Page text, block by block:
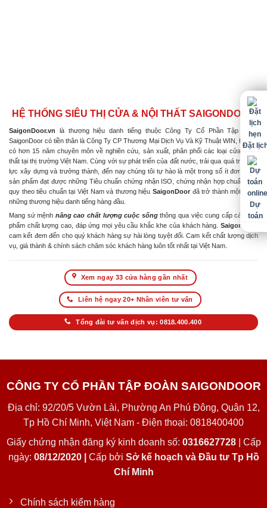
HỆ THỐNG SIÊU THỊ CỬA & NỘI THẤT SAIGONDOOR
SaigonDoor.vn là thương hiệu danh tiếng thuộc Công Ty Cổ Phần Tập Đoàn
SaigonDoor có tiền thân là Công Ty CP Thương Mại Dịch Vụ Và Kỹ Thuật WIN, Đơn vị
có hơn 15 năm chuyên môn về nghiên cứu, sản xuất, phân phối các loại cửa & nội
thất tại thị trường Việt Nam. Cùng với sự phát triển của đất nước, trải qua quá trình nỗ
lực xây dựng và trưởng thành, đến nay chúng tôi tự hào là một trong số ít đơn vị có
sản phẩm đạt được những Tiêu chuẩn chứng nhận ISO, chứng nhận hợp chuẩn hợp
quy theo tiêu chuẩn tại Việt Nam và thương hiệu SaigonDoor đã trở thành một trong
những thương hiệu danh tiếng hàng đầu.
Mang sứ mệnh nâng cao chất lượng cuộc sốngthông qua việc cung cấp các sản
phẩm chất lượng cao, đáp ứng mọi yêu cầu khắc khe của khách hàng. SaigonDoor
cam kết đem đến cho quý khách hàng sự hài lòng tuyệt đối. Cam kết chất lượng dịch
vụ, giá thành & chính sách chăm sóc khách hàng luôn tốt nhất tại Việt Nam.
Xem ngay 33 cửa hàng gần nhất
Liên hệ ngay 20+ Nhân viên tư vấn
Tổng đài tư vấn dịch vụ: 0818.400.400
CÔNG TY CỔ PHẦN TẬP ĐOÀN SAIGONDOOR
Địa chỉ: 92/20/5 Vườn Lài, Phường An Phú Đông, Quận 12,
Tp Hồ Chí Minh, Việt Nam - Điện thoại: 0818400400
Giấy chứng nhận đăng ký kinh doanh số: 0316627728| Cấp
ngày: 08/12/2020 | Cấp bởi Sở kế hoạch và Đầu tư Tp Hồ
Chí Minh
Chính sách kiểm hàng
Đặt
Dự
toán